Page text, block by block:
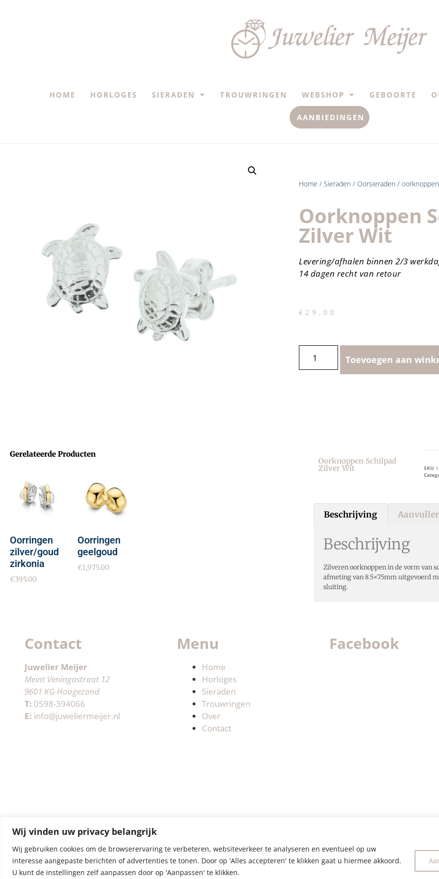
Wij vinden uw privacy belangrijk
Wij gebruiken cookies om de browserervaring te verbeteren, websiteverkeer te analyseren en eventueel op uw
interesse aangepaste berichten of advertenties te tonen. Door op 'Alles accepteren' te klikken gaat u hiermee akkoord.
U kunt de instellingen zelf aanpassen door op 'Aanpassen' te klikken.
HOME HORLOGES SIERADEN TROUWRINGEN WEBSHOP GEBOORTE
AANBIEDINGEN
Home / Sieraden / Oorsieraden /
Oorknoppen
Zilver Wit
Levering/afhalen binnen 2/3
14 dagen recht van retour
€ 29.00
Toevoegen aan
Gerelateerde Producten
Oorringen
zilver/goud
zirkonia
€395.00
Oorringen
geelgoud
€1,975.00
Oorknoppen Schilpad
Zilver Wit SKU
Beschrijving
Beschrijving
Zilveren oorknoppen in de vorm van
afmeting van 8.5×7.5mm uitgevoerd
sluiting.
Contact
Juwelier Meijer
Meint Veningastraat 12
9601 KG Hoogezand
T: 0598-394066
E: info@juweliermeijer.nl
Menu
Home
Horloges
Sieraden
Trouwringen
Over
Contact
Facebook